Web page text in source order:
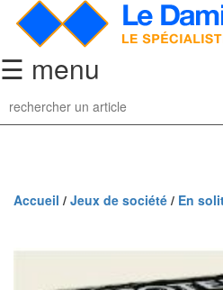
☰ menu
Jeu
d’Echecs
collection
Accueil / Jeux de société / En